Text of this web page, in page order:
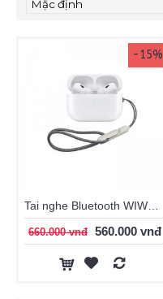
-15%
660.000 vnđ 560.000 vnđ